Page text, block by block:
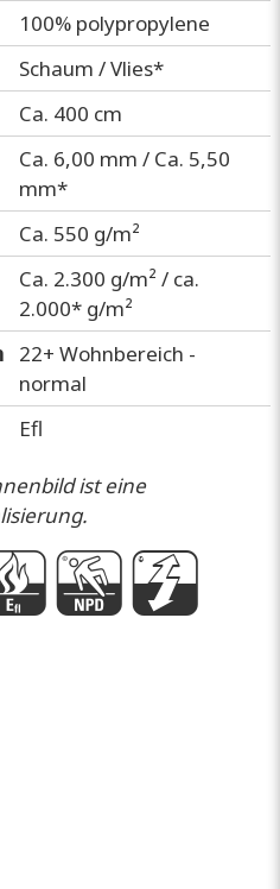
100% polypropylene
Schaum / Vlies*
Ca. 400 cm
Ca. 6,00 mm / Ca. 5,50
mm*
Ca. 550 g/m²
Ca. 2.300 g/m² / ca.
2.000* g/m²
22+ Wohnbereich -
normal
Efl
ist eine
PA